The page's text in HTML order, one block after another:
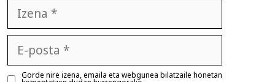
posta
Gorde nire izena, emaila eta webgunea bilatzaile honetan